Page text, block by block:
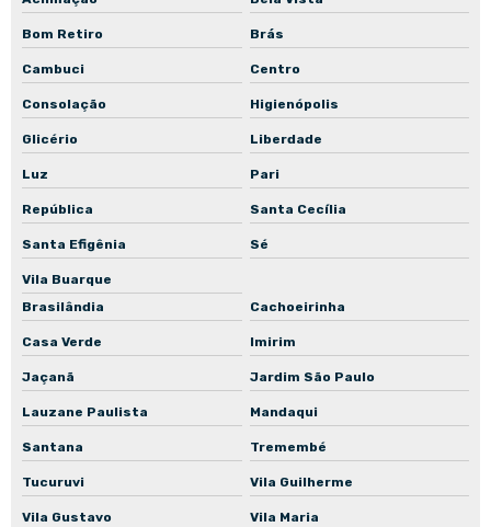
Manutenção corretiva de bomba submersível
Manutenção corretiva de bomba de recalque
Manutenção corretiva de bomba para poço
Manutenção corretiva de bomba para poço artesiano
Manutenção corretiva de bomba in-line
Manutenção preventiva de bomba centrífuga
Manutenção preventiva de bomba submersa
Manutenção preventiva de bomba submersível
Manutenção preventiva de bomba de recalque
Manutenção preventiva de bomba de engrenagem
Manutenção preventiva de bomba de incêndio
Bom Retiro Brás
Cambuci Centro
Consolação Higienópolis
Glicério Liberdade
Luz Pari
República Santa Cecília
Santa Efigênia Sé
Vila Buarque
Brasilândia
Cachoeirinha
Casa Verde Imirim
Jaçanã Jardim São Paulo
Lauzane Paulista Mandaqui
Santana Tremembé
Tucuruvi Vila Guilherme
Vila Gustavo Vila Maria